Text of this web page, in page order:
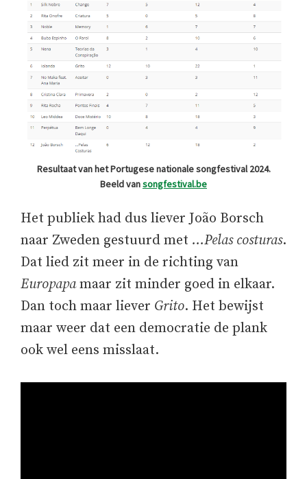
Resultaat van het Portugese nationale songfestival 2024.
Beeld vansongfestival.be
Het publiek had dus liever João Borsch
naar Zweden gestuurd met …Pelas costuras.
Dat lied zit meer in de richting van
Europapamaar zit minder goed in elkaar.
Dan toch maar liever Grito. Het bewijst
maar weer dat een democratie de plank
ook wel eens misslaat.